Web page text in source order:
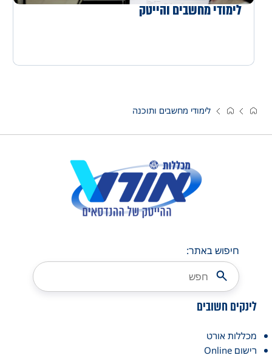
לימודי מחשבים והייטק
לימודי מחשבים ותוכנה
חיפוש באתר:
לינקים חשובים
מכללות אורט
רישום Online